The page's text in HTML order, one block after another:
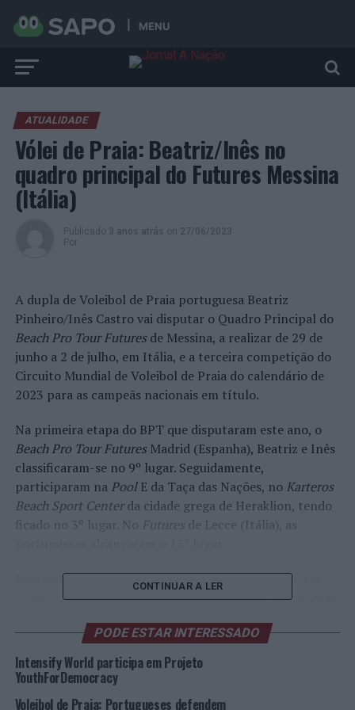
MENU
ATUALIDADE
Vólei de Praia: Beatriz/Inês no
quadro principal do Futures Messina
(Itália)
Publicado 3 anos atrás on 27/06/2023
Por
A dupla de Voleibol de Praia portuguesa Beatriz
Pinheiro/Inês Castro vai disputar o Quadro Principal do
Beach Pro Tour Futuresde Messina, a realizar de 29 de
junho a 2 de julho, em Itália, e a terceira competição do
Circuito Mundial de Voleibol de Praia do calendário de
2023 para as campeãs nacionais em título.
Na primeira etapa do BPT que disputaram este ano, o
Beach Pro Tour FuturesMadrid (Espanha), Beatriz e Inês
classificaram-se no 9º lugar. Seguidamente,
participaram na PoolE da Taça das Nações, no Karteros
Beach Sport Centerda cidade grega de Heraklion, tendo
ficado no 3º lugar. No Futures de Lecce (Itália), as
Beatriz Pinheiro e Inês Castro, campeãs nacionais em
título, são acompanhadas pelo Selecionador Nacional de
Mundial, primeiro em Madrid e depois em Lecce,
conseguimos retirar alguns pontos positivos, bem como
CONTINUAR A LER
PODE ESTAR INTERESSADO
Intensify World participa em Projeto
YouthForDemocracy
Voleibol de Praia: Portugueses defendem